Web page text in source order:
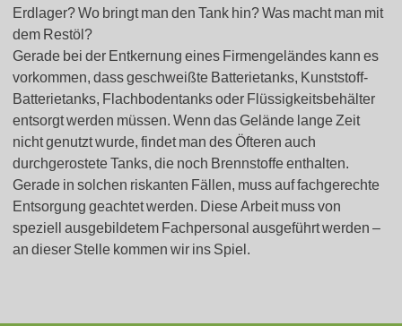
Erdlager? Wo bringt man den Tank hin? Was macht man mit
dem Restöl?
Gerade bei der Entkernung eines Firmengeländes kann es
vorkommen, dass geschweißte Batterietanks, Kunststoff-
Batterietanks, Flachbodentanks oder Flüssigkeitsbehälter
entsorgt werden müssen. Wenn das Gelände lange Zeit
nicht genutzt wurde, findet man des Öfteren auch
durchgerostete Tanks, die noch Brennstoffe enthalten.
Gerade in solchen riskanten Fällen, muss auf fachgerechte
Entsorgung geachtet werden. Diese Arbeit muss von
speziell ausgebildetem Fachpersonal ausgeführt werden –
an dieser Stelle kommen wir ins Spiel.